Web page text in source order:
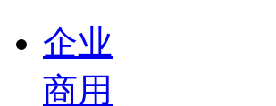
企业
商用